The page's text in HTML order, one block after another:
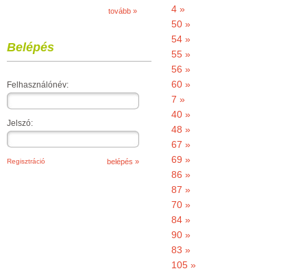
tovább »
Belépés
Felhasználónév:
Jelszó:
Regisztráció
4 »
50 »
54 »
55 »
56 »
60 »
7 »
40 »
48 »
67 »
69 »
86 »
87 »
70 »
84 »
90 »
83 »
105 »